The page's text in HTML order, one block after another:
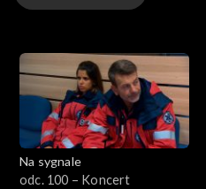
801–900
701–800
601–700
Na sygnale
odc. 100 – Koncert